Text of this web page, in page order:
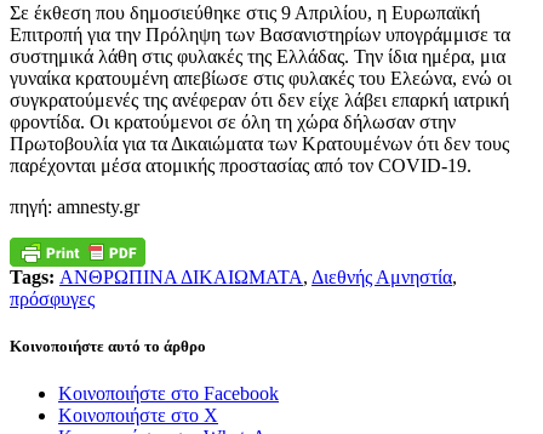
Σε έκθεση που δημοσιεύθηκε στις 9 Απριλίου, η Ευρωπαϊκή
Επιτροπή για την Πρόληψη των Βασανιστηρίων υπογράμμισε τα
συστημικά λάθη στις φυλακές της Ελλάδας. Την ίδια ημέρα, μια
γυναίκα κρατουμένη απεβίωσε στις φυλακές του Ελεώνα, ενώ οι
συγκρατούμενές της ανέφεραν ότι δεν είχε λάβει επαρκή ιατρική
φροντίδα. Οι κρατούμενοι σε όλη τη χώρα δήλωσαν στην
Πρωτοβουλία για τα Δικαιώματα των Κρατουμένων ότι δεν τους
παρέχονται μέσα ατομικής προστασίας από τον COVID-19.
πηγή: amnesty.gr
Tags: ΑΝΘΡΩΠΙΝΑ ΔΙΚΑΙΩΜΑΤΑ, Διεθνής Αμνηστία,
πρόσφυγες
Κοινοποιήστε αυτό το άρθρο
Κοινοποιήστε στο Facebook
Κοινοποιήστε στο X